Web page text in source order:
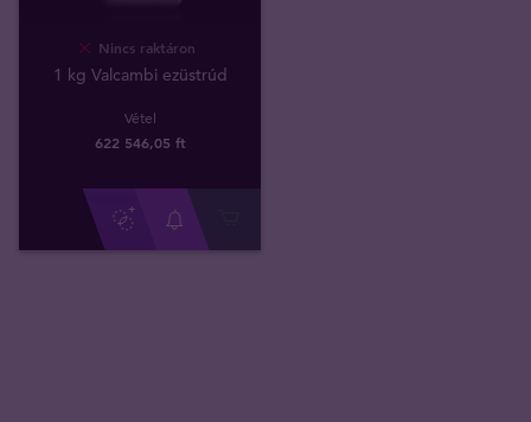
Nincs raktáron
1 kg Valcambi ezüstrúd
Vétel
622 546,05 ft